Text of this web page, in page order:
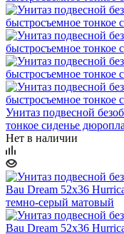
Унитаз подвесной
тонкое сиденье
Нет в наличии